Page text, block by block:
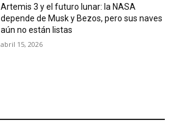
Artemis 3 y el futuro lunar: la NASA
depende de Musk y Bezos, pero sus naves
aún no están listas
abril 15, 2026